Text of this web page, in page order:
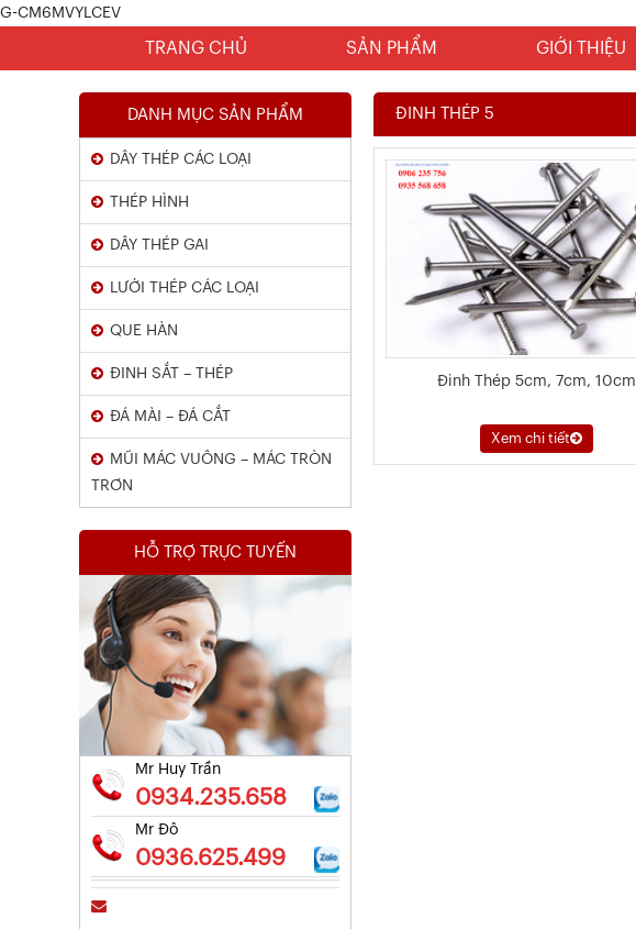
G-CM6MVYLCEV
TRANG CHỦ SẢN PHẨM GIỚI THIỆU
ĐINH THÉP 5
Đinh Thép 5cm, 7cm, 10cm
Xem chi tiết
DANH MỤC SẢN PHẨM
DÂY THÉP CÁC LOẠI
THÉP HÌNH
DÂY THÉP GAI
LƯỚI THÉP CÁC LOẠI
QUE HÀN
ĐINH SẮT – THÉP
ĐÁ MÀI – ĐÁ CẮT
MŨI MÁC VUÔNG – MÁC TRÒN
TRƠN
HỖ TRỢ TRỰC TUYẾN
Mr Huy Trần
0934.235.658
Mr Đô
0936.625.499
Chứng Chỉ Dây Mạ Kẽm Nhúng
Nóng
Kết Quả Thử Nghiệm Lưới Tô Tường
Xem chi tiết